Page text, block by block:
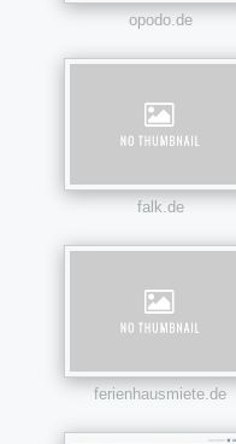
opodo.de
falk.de
ferienhausmiete.de